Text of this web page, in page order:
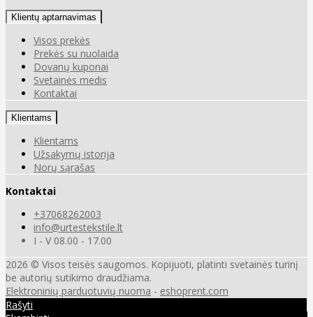
Klientų aptarnavimas
Visos prekės
Prekės su nuolaida
Dovanų kuponai
Svetainės medis
Kontaktai
Klientams
Klientams
Užsakymų istorija
Norų sąrašas
Kontaktai
+37068262003
info@urtestekstile.lt
I - V 08.00 - 17.00
2026 © Visos teisės saugomos. Kopijuoti, platinti svetainės turinį
be autorių sutikimo draudžiama.
Elektroninių parduotuvių nuoma - eshoprent.com
Rašyti